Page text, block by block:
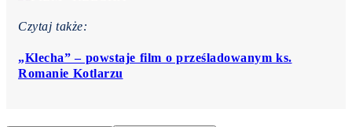
Czytaj także:
„Klecha” – powstaje film o prześladowanym ks.
Romanie Kotlarzu